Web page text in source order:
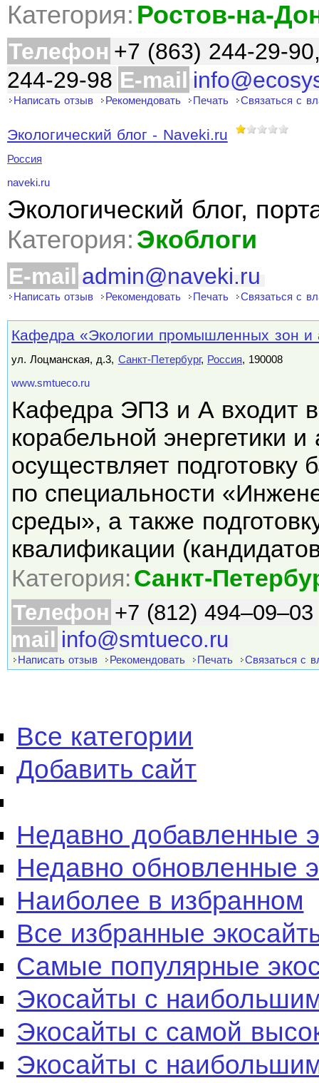
Категория: Ростов-на-
Телефон +7 (863) 244-29-
244-29-98 E-mail
Написать отзыв Рекомендовать Печать Связаться с
Экологический блог - Naveki.ru
Россия
naveki.ru
Экологический блог,
Категория: Экоблоги
E-mail admin@naveki.ru
Написать отзыв Рекомендовать Печать Связаться с
Кафедра «Экологии промышленных зон
ул. Лоцманская, д.3, Санкт-Петербург, Россия, 190008
www.smtueco.ru
Кафедра ЭПЗ и А входит в
корабельной энергетики
осуществляет подготовку
по специальности
среды», а также
квалификации
Категория:Санкт-
Телефон +7 (812) 494–09–03
mail info@smtueco.ru
Написать отзыв Рекомендовать Печать Связаться с
Все категории
Добавить сайт
Недавно добавленные
Недавно обновленные
Наиболее в избранном
Все избранные
Самые популярные
Экосайты с
Экосайты с самой
Экосайты с